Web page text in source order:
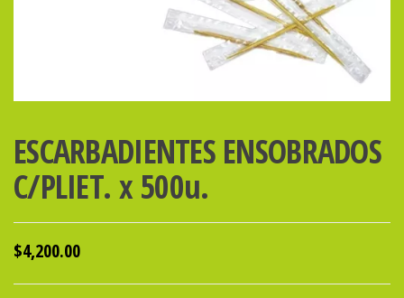
ESCARBADIENTES ENSOBRADOS
C/PLIET. x 500u.
$4,200.00